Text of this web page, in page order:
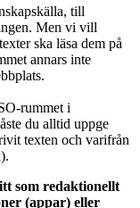
till
Men vi vill
ska läsa dem på
annars inte
rummet i
du alltid uppge
texten och varifrån
som redaktionellt
(appar) eller